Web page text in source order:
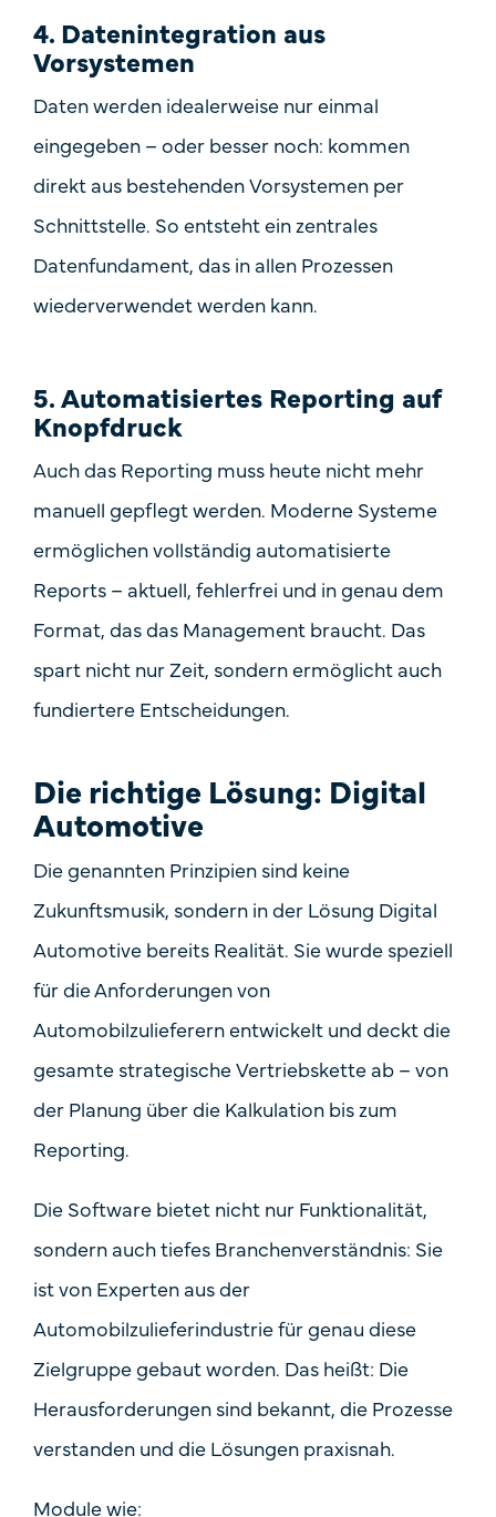
4. Datenintegration aus
Vorsystemen
Daten werden idealerweise nur einmal
eingegeben – oder besser noch: kommen
direkt aus bestehenden Vorsystemen per
Schnittstelle. So entsteht ein zentrales
Datenfundament, das in allen Prozessen
wiederverwendet werden kann.
5.Automatisiertes Reporting auf
Knopfdruck
Auch das Reporting muss heute nicht mehr
manuell gepflegt werden. Moderne Systeme
ermöglichen vollständig automatisierte
Reports – aktuell, fehlerfrei und in genau dem
Format, das das Management braucht. Das
spart nicht nur Zeit, sondern ermöglicht auch
fundiertere Entscheidungen.
Die richtige Lösung: Digital
Automotive
Die genannten Prinzipien sind keine
Zukunftsmusik, sondern in der Lösung Digital
Automotive bereits Realität. Sie wurde speziell
für die Anforderungen von
Automobilzulieferern entwickelt und deckt die
gesamte strategische Vertriebskette ab – von
der Planung über die Kalkulation bis zum
Reporting.
Die Software bietet nicht nur Funktionalität,
sondern auch tiefes Branchenverständnis: Sie
istvon Experten aus der
Automobilzulieferindustriefür genau diese
Zielgruppe gebaut worden. Das heißt: Die
Herausforderungen sind bekannt, die Prozesse
verstanden und die Lösungen praxisnah.
Module wie: